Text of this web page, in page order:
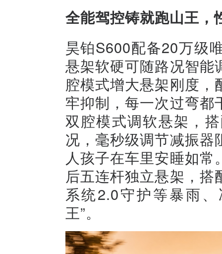
全能驾控铸就跑山王，
昊铂S600配备20万级
悬架软硬可随路况智
腔模式增大悬架刚度
牢抑制，每一次过弯
双腔模式调软悬架，
况，毫秒级调节减振
人孩子在车里安睡如
后五连杆独立悬架，
系统2.0守护等暴雨
王”。